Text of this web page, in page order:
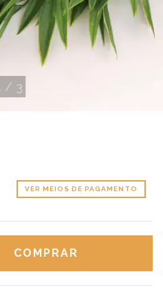
/ 3
VER MEIOS DE PAGAMENTO